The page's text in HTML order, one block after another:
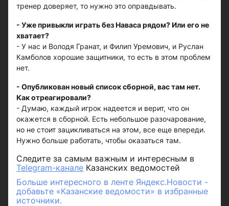
тренер доверяет, то нужно это оправдывать.
- Уже привыкли играть без Наваса рядом? Или его не
хватает?
- У нас и Володя Гранат, и Филип Уремович, и Руслан
Камболов хорошие защитники, то есть в этом проблем
нет.
- Опубликован новый список сборной, вас там нет.
Как отреагировали?
- Думаю, каждый игрок надеется и верит, что он
окажется в сборной. Есть небольшое разочарование,
но не стоит зацикливаться на этом, все еще впереди.
Нужно больше работать, чтобы оказаться там.
Следите за самым важным и интересным в
Telegram-канале Казанских ведомостей
Больше интересного в ленте Яндекс.Новости -
добавьте «Казанские ведомости» в избранные
источники.